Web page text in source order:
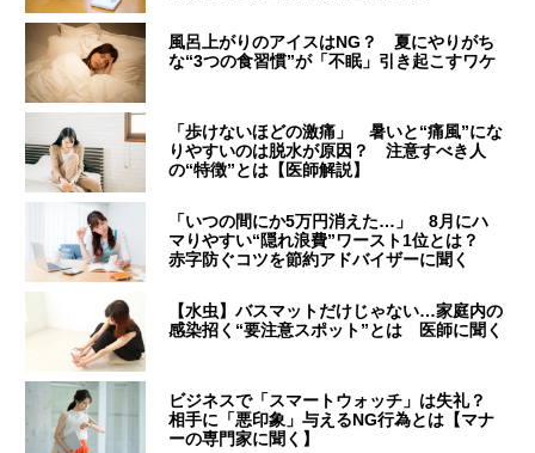
風呂上がりのアイスはNG？ 夏にやりがち
な“3つの食習慣”が「不眠」引き起こすワケ
「歩けないほどの激痛」 暑いと“痛風”にな
りやすいのは脱水が原因？ 注意すべき人
の“特徴”とは【医師解説】
「いつの間にか5万円消えた…」 8月にハ
マりやすい“隠れ浪費”ワースト1位とは？
赤字防ぐコツを節約アドバイザーに聞く
【水虫】バスマットだけじゃない…家庭内の
感染招く“要注意スポット”とは 医師に聞く
ビジネスで「スマートウォッチ」は失礼？
相手に「悪印象」与えるNG行為とは【マナ
ーの専門家に聞く】